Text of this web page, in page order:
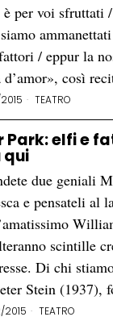
è per voi sfruttati
/ eppur la
d’amor», così
TEATRO
Park: elfi e
qui
due geniali
e pensateli al
scintille
Di chi
Stein (1937),
2015 TEATRO